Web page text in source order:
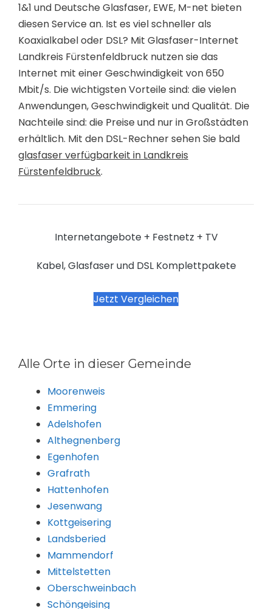
1&1 und Deutsche Glasfaser, EWE, M-net bieten
diesen Service an. Ist es viel schneller als
Koaxialkabel oder DSL? Mit Glasfaser-Internet
Landkreis Fürstenfeldbruck nutzen sie das
Internet mit einer Geschwindigkeit von 650
Mbit/s. Die wichtigsten Vorteile sind: die vielen
Anwendungen, Geschwindigkeit und Qualität. Die
Nachteile sind: die Preise und nur in Großstädten
erhältlich. Mit den DSL-Rechner sehen Sie bald
glasfaser verfügbarkeit in Landkreis
Fürstenfeldbruck.
Internetangebote + Festnetz + TV
Kabel, Glasfaser und DSL Komplettpakete
Jetzt Vergleichen
Alle Orte in dieser Gemeinde
Moorenweis
Emmering
Adelshofen
Althegnenberg
Egenhofen
Grafrath
Hattenhofen
Jesenwang
Kottgeisering
Landsberied
Mammendorf
Mittelstetten
Oberschweinbach
Schöngeising